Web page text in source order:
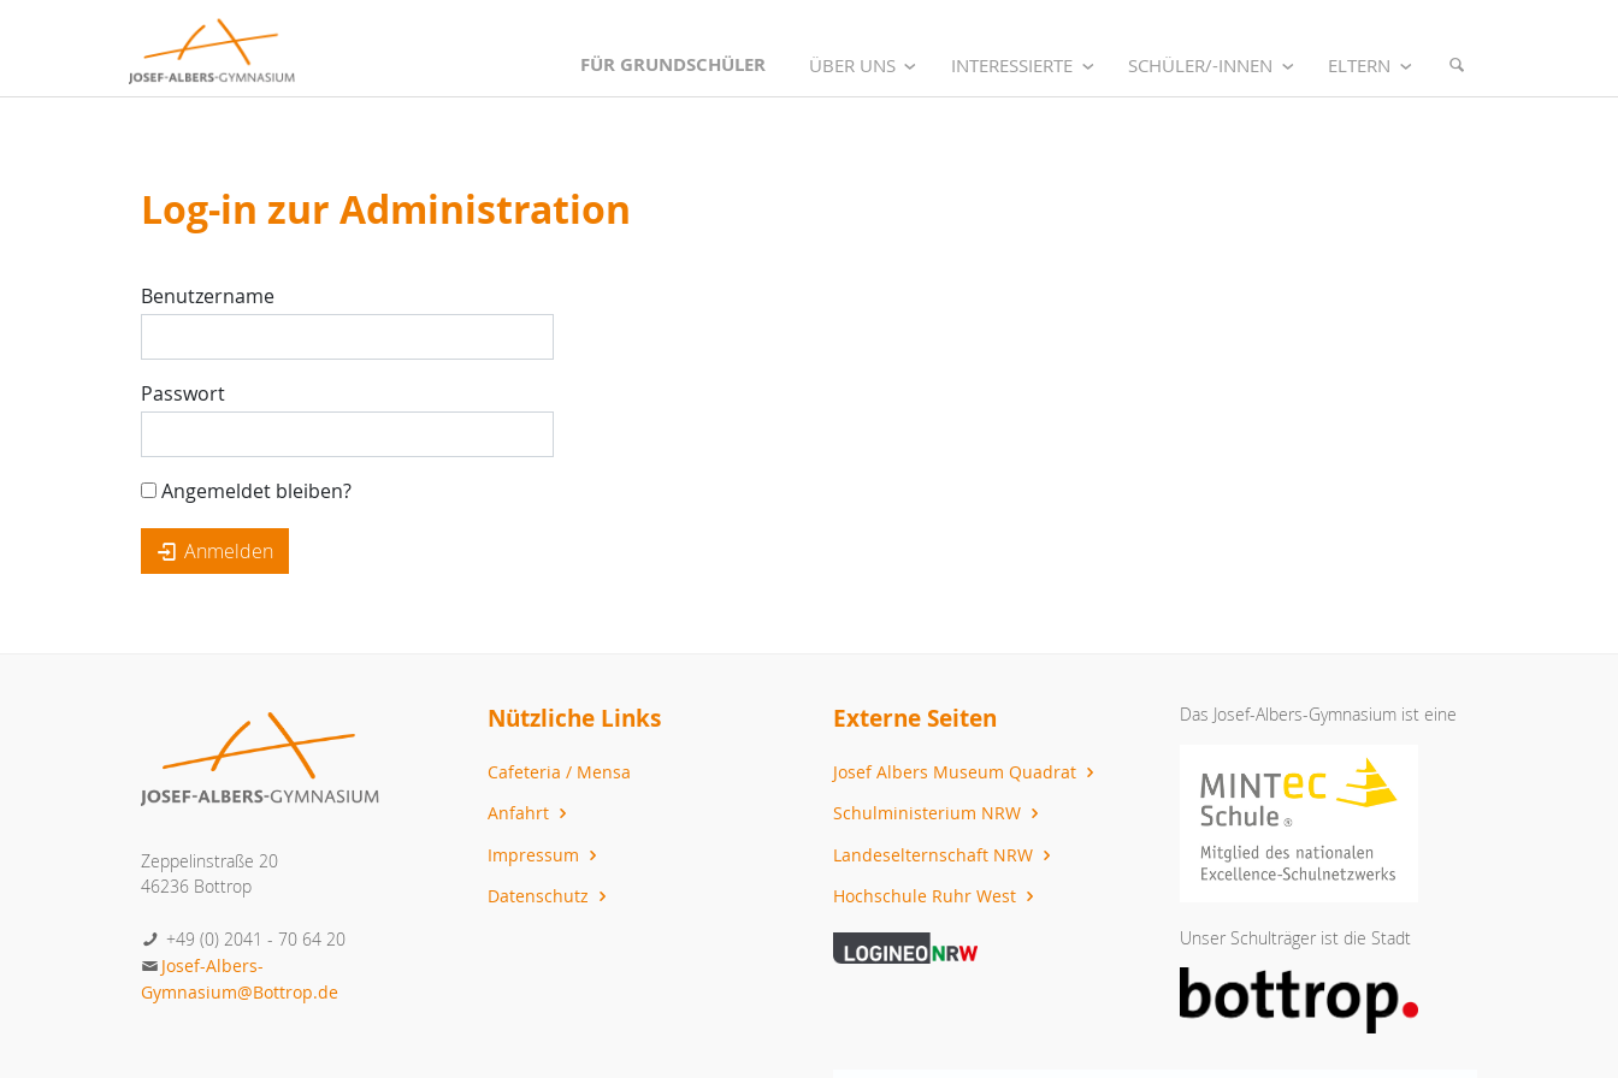
FÜR GRUNDSCHÜLER ÜBER UNS INTERESSIERTE SCHÜLER/-INNEN ELTERN
Log-in zur Administration
Benutzername
Passwort
Angemeldet bleiben?
Anmelden
Zeppelinstraße 20
46236 Bottrop
+49 (0) 2041 - 70 64 20
Josef-Albers-
Gymnasium@Bottrop.de
Nützliche Links
Cafeteria / Mensa
Anfahrt
Impressum
Datenschutz
Externe Seiten
Josef Albers Museum Quadrat
Schulministerium NRW
Landeselternschaft NRW
Hochschule Ruhr West
Das Josef-Albers-Gymnasium ist eine
Unser Schulträger ist die Stadt